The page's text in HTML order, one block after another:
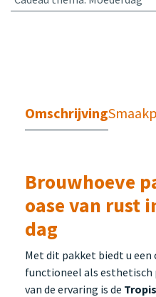
Omschrijving
Brouwhoeve
oase van rust
dag
Met dit pakket biedt u een
functioneel als
van de ervaring is de